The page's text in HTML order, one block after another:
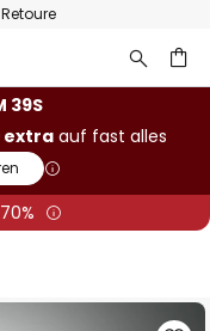
38S
extraauf fast alles